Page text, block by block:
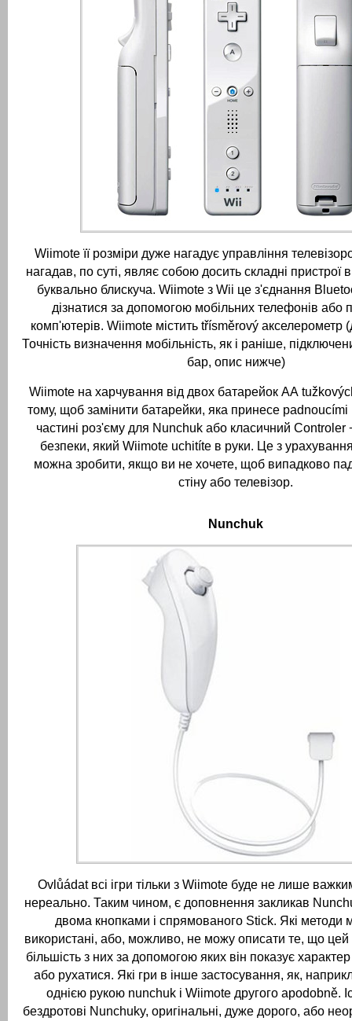
Wiimote її розміри дуже нагадує управління
нагадав, по суті, являє собою досить складні пристрої в
буквально блискуча. Wiimote з Wii це з'єднання
дізнатися за допомогою мобільних телефонів або
комп'ютерів. Wiimote містить třísměrový акселерометр
Точність визначення мобільність, як і раніше,
бар, опис нижче)
Wiimote на харчування від двох батарейок АА
тому, щоб замінити батарейки, яка принесе
частині роз'єму для Nunchuk або класичний Controler
безпеки, який Wiimote uchitíte в руки. Це з
можна зробити, якщо ви не хочете, щоб випадково
стіну або телевізор.
Nunchuk
Ovlůádat всі ігри тільки з Wiimote буде не лише
нереально. Таким чином, є доповнення закликав
двома кнопками і спрямованого Stick. Які методи
використані, або, можливо, не можу описати те, що цей
більшість з них за допомогою яких він показує
або рухатися. Які гри в інше застосування, як,
однією рукою nunchuk і Wiimote другого apodobně.
бездротові Nunchuky, оригінальні, дуже дорого, або